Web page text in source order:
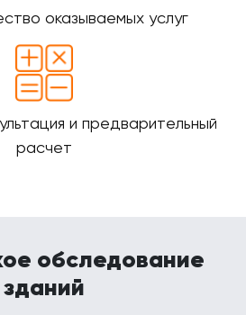
оказываемых услуг
и предварительный
расчет
обследование
зданий